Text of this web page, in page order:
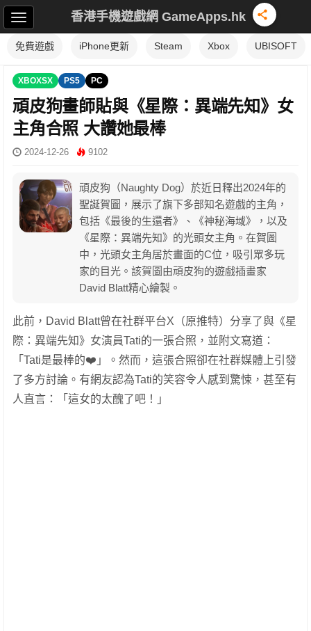
香港手機遊戲網 GameApps.hk
免費遊戲 iPhone更新 Steam Xbox UBISOFT
XBOXSX PS5 PC
頑皮狗畫師貼與《星際：異端先知》女
主角合照 大讚她最棒
2024-12-26 9102
頑皮狗（Naughty Dog）於近日釋出2024年的
聖誕賀圖，展示了旗下多部知名遊戲的主角，
包括《最後的生還者》、《神秘海域》，以及
《星際：異端先知》的光頭女主角。在賀圖
中，光頭女主角居於畫面的C位，吸引眾多玩
家的目光。該賀圖由頑皮狗的遊戲插畫家
David Blatt精心繪製。
此前，David Blatt曾在社群平台X（原推特）分享了與《星
際：異端先知》女演員Tati的一張合照，並附文寫道：
「Tati是最棒的❤️」。然而，這張合照卻在社群媒體上引發
了多方討論。有網友認為Tati的笑容令人感到驚悚，甚至有
人直言：「這女的太醜了吧！」